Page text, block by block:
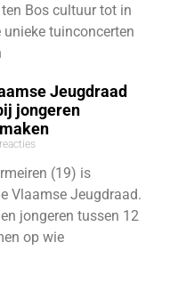
Bos cultuur tot in
tuinconcerten
Jeugdraad
jongeren
(19) is
Vlaamse Jeugdraad.
jongeren tussen 12
op wie